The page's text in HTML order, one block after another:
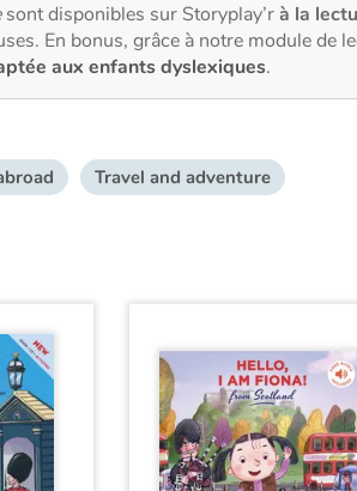
sont disponibles sur Storyplay’rà la
En bonus, grâce à notre module de
aux enfants dyslexiques.
Travel and adventure